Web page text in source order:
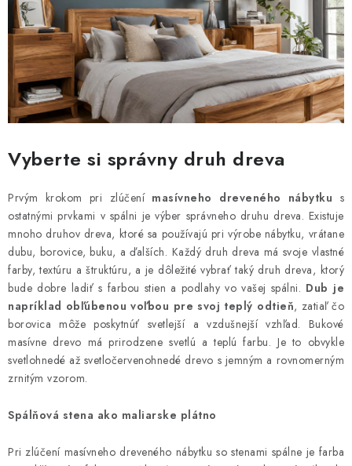
Vyberte si správny druh dreva
Prvým krokom pri zlúčení masívneho dreveného nábytku s
ostatnými prvkami v spálni je výber správneho druhu dreva. Existuje
mnoho druhov dreva, ktoré sa používajú pri výrobe nábytku, vrátane
dubu, borovice, buku, a ďalších. Každý druh dreva má svoje vlastné
farby, textúru a štruktúru, a je dôležité vybrať taký druh dreva, ktorý
bude dobre ladiť s farbou stien a podlahy vo vašej spálni. Dub je
napríklad obľúbenou voľbou pre svoj teplý odtieň, zatiaľ čo
borovica môže poskytnúť svetlejší a vzdušnejší vzhľad. Bukové
masívne drevo má prirodzene svetlú a teplú farbu. Je to obvykle
svetlohnedé až svetločervenohnedé drevo s jemným a rovnomerným
zrnitým vzorom.
Spálňová stena ako maliarske plátno
Pri zlúčení masívneho dreveného nábytku so stenami spálne je farba